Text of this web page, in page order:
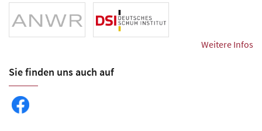
Weitere Infos
Sie finden uns auch auf